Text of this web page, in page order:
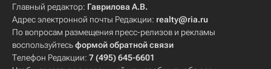
Главный редактор: Гаврилова А.В.
Адрес электронной почты Редакции: realty@ria.ru
По вопросам размещения пресс-релизов и рекламы
воспользуйтесьформой обратной связи
Телефон Редакции: 7 (495) 645-6601